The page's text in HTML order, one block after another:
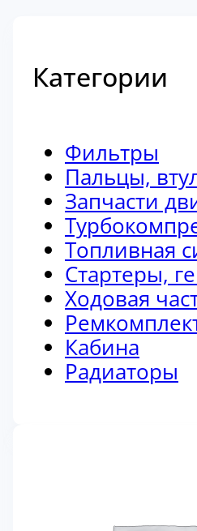
Категории
Фильтры
Пальцы,
Запчасти
Топливная
Стартеры,
Ходовая
Кабина
Радиаторы